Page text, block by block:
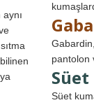
pantolon
Süet